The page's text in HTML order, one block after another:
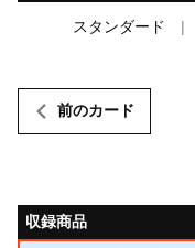
スタンダード
前のカード
収録商品